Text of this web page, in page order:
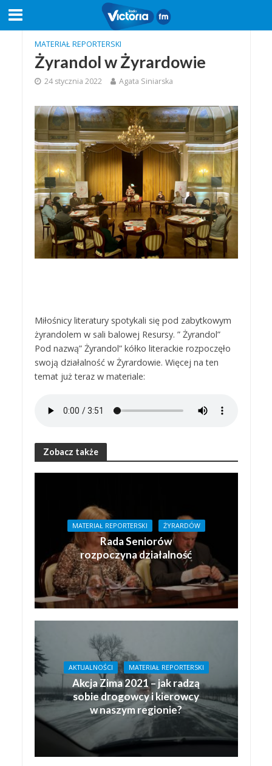
MATERIAŁ REPORTERSKI
Żyrandol w Żyrardowie
24 stycznia 2022 Agata Siniarska
Miłośnicy literatury spotykali się pod zabytkowym
żyrandolem w sali balowej Resursy. ” Żyrandol”
Pod nazwą” Żyrandol” kółko literackie rozpoczęło
swoją działalność w Żyrardowie. Więcej na ten
temat już teraz w materiale:
Zobacz także
MATERIAŁ REPORTERSKI ŻYRARDÓW
Rada Seniorów
rozpoczyna działalność
AKTUALNOŚCI MATERIAŁ REPORTERSKI
Akcja Zima 2021 – jak radzą
sobie drogowcy i kierowcy
w naszym regionie?